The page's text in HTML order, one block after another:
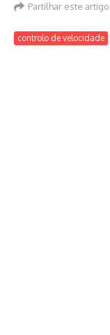
Partilhar este artigo
controlo de velocidade